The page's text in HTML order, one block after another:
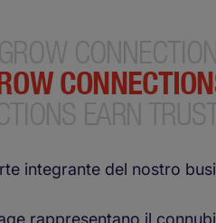
integrante del nostro
rappresentano il